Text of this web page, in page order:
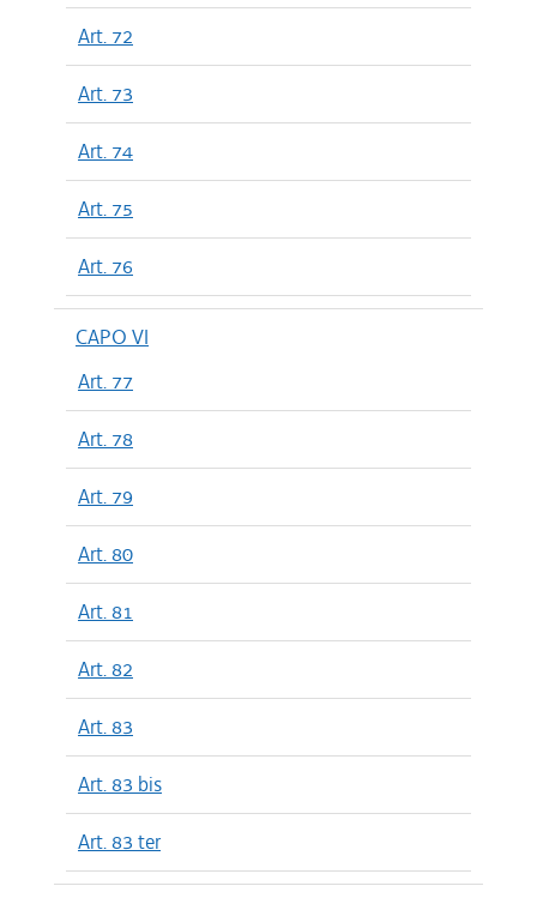
Art. 72
Art. 73
Art. 74
Art. 75
Art. 76
CAPO VI
Art. 77
Art. 78
Art. 79
Art. 80
Art. 81
Art. 82
Art. 83
Art. 83 bis
Art. 83 ter